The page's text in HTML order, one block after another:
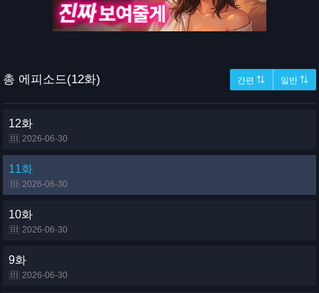
총 에피소드(12화) 간편 ⇅ 일반 ⇅
12화
2026-06-30
11화
2026-06-30
10화
2026-06-30
9화
2026-06-30